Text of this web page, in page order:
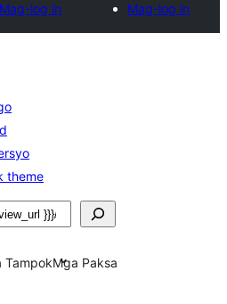
Mag-log in
Mag-log in
theme
TampokMga Paksa